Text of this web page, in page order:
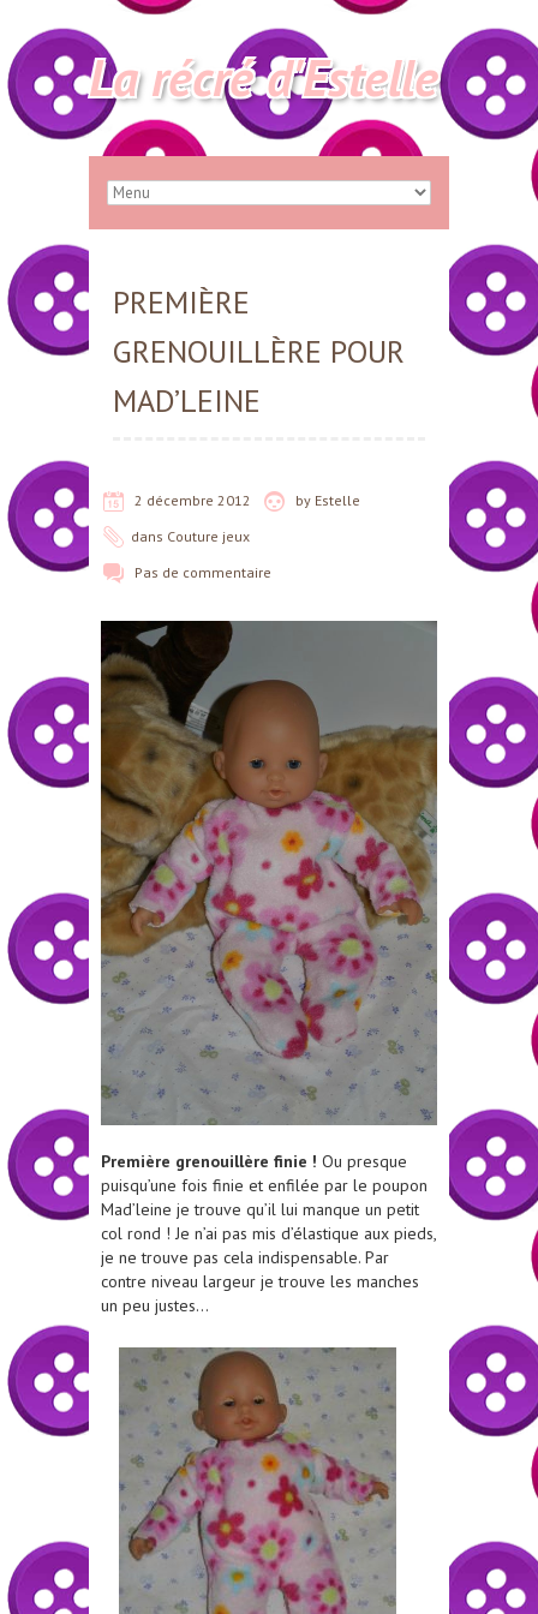
La récré d'Estelle
PREMIÈRE
GRENOUILLÈRE POUR
MAD’LEINE
2 décembre 2012 by Estelle
dans Couture jeux
Pas de commentaire
Première grenouillère finie ! Ou presque
puisqu’une fois finie et enfilée par le poupon
Mad’leine je trouve qu’il lui manque un petit
col rond ! Je n’ai pas mis d’élastique aux pieds,
je ne trouve pas cela indispensable. Par
contre niveau largeur je trouve les manches
un peu justes…